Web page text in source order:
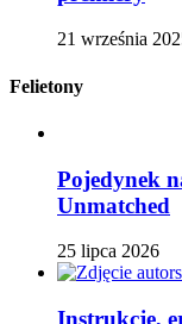
21 września
Felietony
Pojedynek
Unmatched
25 lipca 2026
Instrukcje,